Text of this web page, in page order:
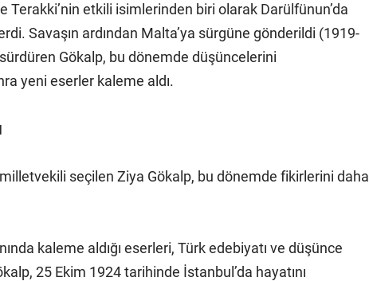
Terakki’nin etkili isimlerinden biri olarak Darülfünun’da
Savaşın ardından Malta’ya sürgüne gönderildi (1919-
Gökalp, bu dönemde düşüncelerini
yeni eserler kaleme aldı.
seçilen Ziya Gökalp, bu dönemde fikirlerini daha
kaleme aldığı eserleri, Türk edebiyatı ve düşünce
25 Ekim 1924 tarihinde İstanbul’da hayatını